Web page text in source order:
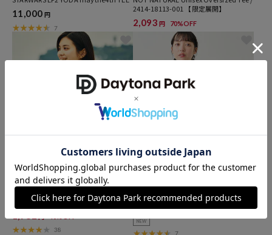
11,000 円
7
2414-18113-001 【限定展開】
2,093 円 70%OFF
クーポン対象
FREAK'S STORE
ローソン×FREAK'S STORE リラックス
フィット ラッシュガード クルーネック
Tシャツ
38
クーポン対象
OUESSANT SOLID
17,600円
NEW
7